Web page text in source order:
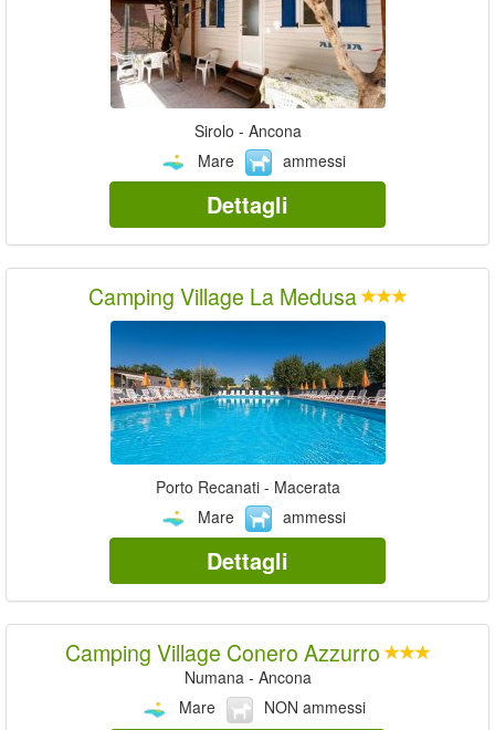
Sirolo - Ancona
Mare
ammessi
Dettagli
Camping Village La Medusa
Porto Recanati - Macerata
Mare
ammessi
Dettagli
Camping Village Conero Azzurro
Numana - Ancona
Mare
NON ammessi